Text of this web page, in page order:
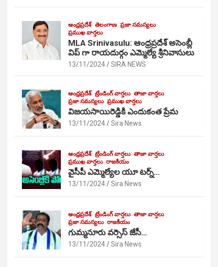
ఆంధ్రప్రదేశ్ తెలంగాణ ప్రజా సమస్యలు
ప్రముఖ వార్తలు
MLA Srinivasulu: ఆంధ్రప్రదేశ్ అసెంబ్లీ
విప్ గా రాయదుర్గం ఎమ్మెల్యే శ్రీనివాసులు
13/11/2024 SIRA NEWS
ఆంధ్రప్రదేశ్ ట్రేండింగ్ వార్తలు తాజా వార్తలు
ప్రజా సమస్యలు ప్రముఖ వార్తలు
విజయసాయిరెడ్డికి ఎందుకంత ప్రేమ
13/11/2024 Sira News
ఆంధ్రప్రదేశ్ ట్రేండింగ్ వార్తలు తాజా వార్తలు
ప్రముఖ వార్తలు రాజకీయం
వైసీపీ ఎమ్మెల్యేల యూ టర్న్…
13/11/2024 Sira News
ఆంధ్రప్రదేశ్ ట్రేండింగ్ వార్తలు తాజా వార్తలు
ప్రజా సమస్యలు రాజకీయం
గుమ్మనూరు వర్సెస్ జేసీ…
13/11/2024 Sira News